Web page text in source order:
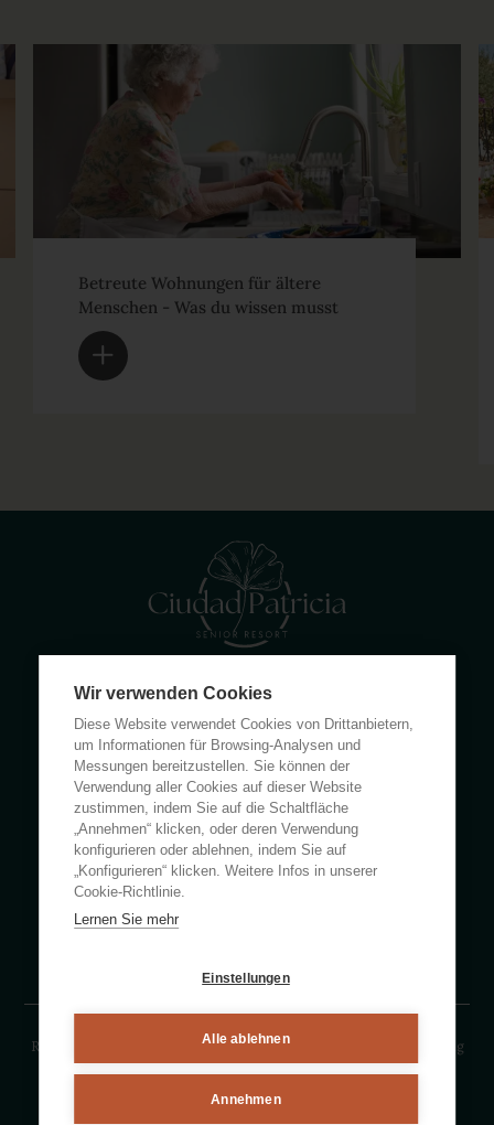
Betreute Wohnungen für ältere
Menschen - Was du wissen musst
Calle Rumanía 26 · 03503 Benidorm (Alicante)
(+34) 965 855 100
apartamentos@ciudadpatricia.com
NACHRICHTEN
Rechtlicher Hinweise Datenschutzerklärung Cookies-Erklärung
By eMascaró
Wir verwenden Cookies
Diese Website verwendet Cookies von Drittanbietern,
um Informationen für Browsing-Analysen und
Messungen bereitzustellen. Sie können der
Verwendung aller Cookies auf dieser Website
zustimmen, indem Sie auf die Schaltfläche
„Annehmen“ klicken, oder deren Verwendung
konfigurieren oder ablehnen, indem Sie auf
„Konfigurieren“ klicken. Weitere Infos in unserer
Cookie-Richtlinie.
Lernen Sie mehr
Einstellungen
Alle ablehnen
Annehmen